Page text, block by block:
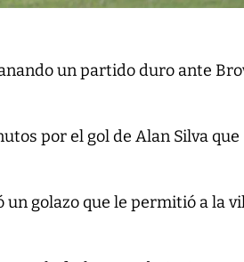
un partido duro ante
por el gol de Alan Silva que
un golazo que le permitió a la